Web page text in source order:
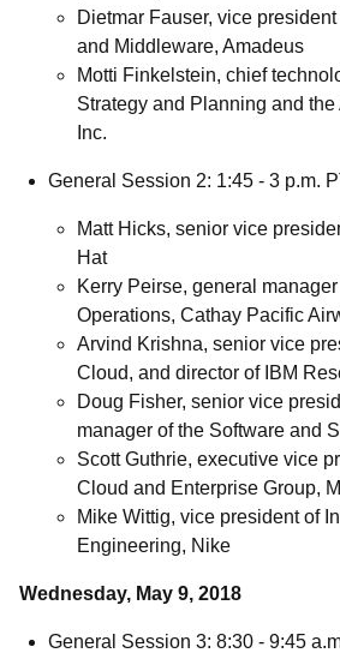
Dietmar Fauser, vice
and Middleware, Amadeus
Motti Finkelstein, chief
Strategy and Planning and
Inc.
General Session 2: 1:45 - 3 p.m.
Matt Hicks, senior vice
Hat
Kerry Peirse, general
Operations, Cathay Pacific
Arvind Krishna, senior vice
Cloud, and director of IBM
Doug Fisher, senior vice
manager of the Software and
Scott Guthrie, executive vice
Cloud and Enterprise Group,
Mike Wittig, vice president of
Engineering, Nike
Wednesday, May 9, 2018
General Session 3: 8:30 - 9:45